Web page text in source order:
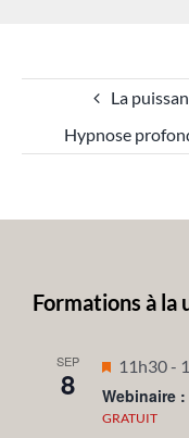
La
Hypnose
Formations à la
SEP
8
Mis
en
avant
11h30-
Webinaire
GRATUIT